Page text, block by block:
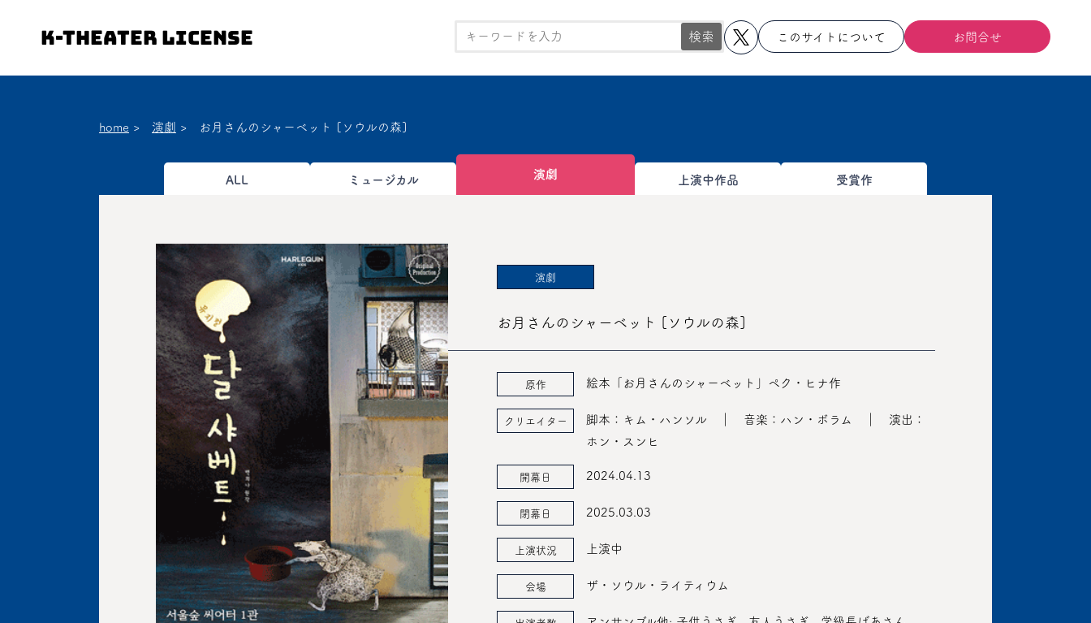
K-Theater License 検索 このサイトについて お問合せ
home > 演劇 > お月さんのシャーベット [ソウルの森]
ALL ミュージカル 演劇 上演中作品 受賞作
演劇
お月さんのシャーベット [ソウルの森]
原作 絵本「お月さんのシャーベット」ペク・ヒナ作
クリエイター
脚本：キム・ハンソル ｜ 音楽：ハン・ボラム ｜ 演出：
ホン・スンヒ
開幕日 2024.04.13
閉幕日 2025.03.03
上演状況 上演中
会場 ザ・ソウル・ライティウム